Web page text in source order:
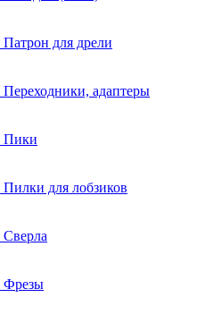
Патрон для дрели
Переходники, адаптеры
Пики
Пилки для лобзиков
Сверла
Фрезы